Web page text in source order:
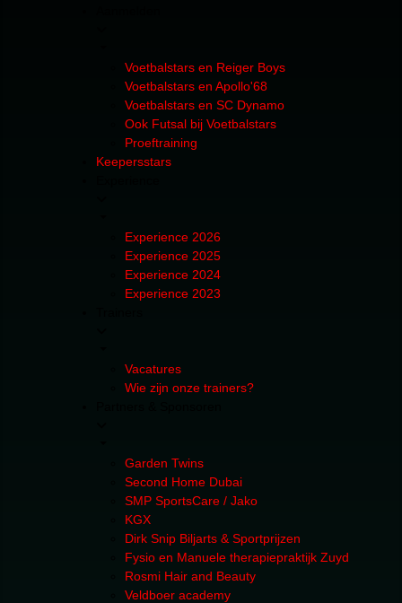
Voetbalstars en Reiger Boys
Voetbalstars en Apollo'68
Voetbalstars en SC Dynamo
Ook Futsal bij Voetbalstars
Proeftraining
Keepersstars
Experience 2026
Experience 2025
Experience 2024
Experience 2023
Vacatures
Wie zijn onze trainers?
Garden Twins
Second Home Dubai
SMP SportsCare / Jako
KGX
Dirk Snip Biljarts & Sportprijzen
Fysio en Manuele therapiepraktijk Zuyd
Rosmi Hair and Beauty
Veldboer academy